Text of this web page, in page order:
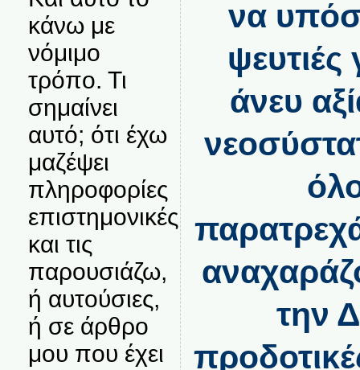
κάνω με
νόμιμο
τρόπο. Τι
σημαίνει
αυτό; ότι έχω
μαζέψει
πληροφορίες
επιστημονικές
και τις
παρουσιάζω,
ή αυτούσιες,
ή σε άρθρο
μου που έχει
να
ψευτιές
άνευ
την